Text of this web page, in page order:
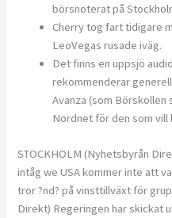
börsnoterat på
Cherry tog fart tidigare
LeoVegas rusade iväg.
Det finns en uppsjö
rekommenderar
Avanza (som
Nordnet för den som vill
STOCKHOLM (Nyhetsbyrån
intåg we USA kommer inte att
tror ?nd? på vinsttillväxt för
Direkt) Regeringen har skickat